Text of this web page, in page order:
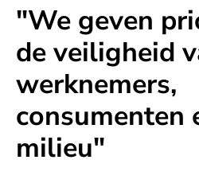
"We geven
de veiligheid
werknemers,
consumenten
milieu"